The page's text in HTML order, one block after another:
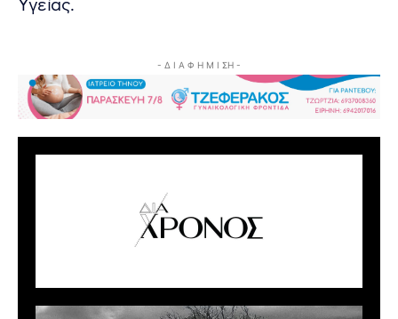
Υγείας.
- Δ Ι Α Φ Η Μ Ι ΣΗ -